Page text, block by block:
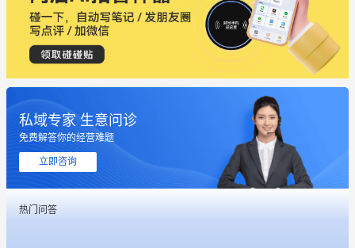
私域专家 生意问诊
免费解答你的经营难题
立即咨询
热门问答
这个营销策划案例推荐大家看一下
用有赞就能在微信、小红书同时经营了
餐饮也得靠私域和服务提高竞争力